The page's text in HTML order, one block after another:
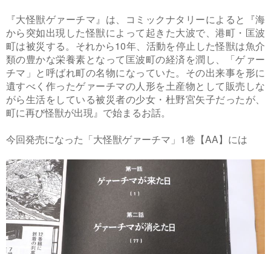
『大怪獣ゲァーチマ』は、コミックナタリーによると『海
から突如出現した怪獣によって起きた大波で、港町・匡波
町は被災する。それから10年、活動を停止した怪獣は魚介
類の豊かな栄養素となって匡波町の経済を潤し、「ゲァー
チマ」と呼ばれ町の名物になっていた。その出来事を形に
遺すべく作ったゲァーチマの人形を土産物として販売しな
がら生活をしている被災者の少女・杜野宮矢子だったが、
町に再び怪獣が出現』で始まるお話。
今回発売になった「大怪獣ゲァーチマ」1巻【AA】には